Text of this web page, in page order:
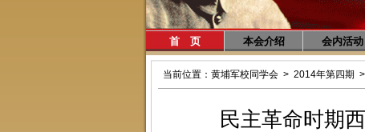
首 页 本会介绍 会内活动
当前位置： 黄埔军校同学会 > 2014年第四期
民主革命时期